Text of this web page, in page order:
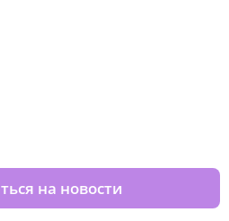
на новости